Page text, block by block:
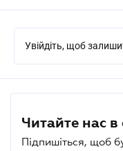
Увійдіть, щоб
Читайте нас
Підпишіться, щоб